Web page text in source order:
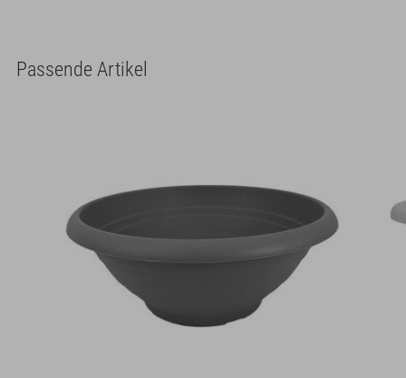
Passende Artikel